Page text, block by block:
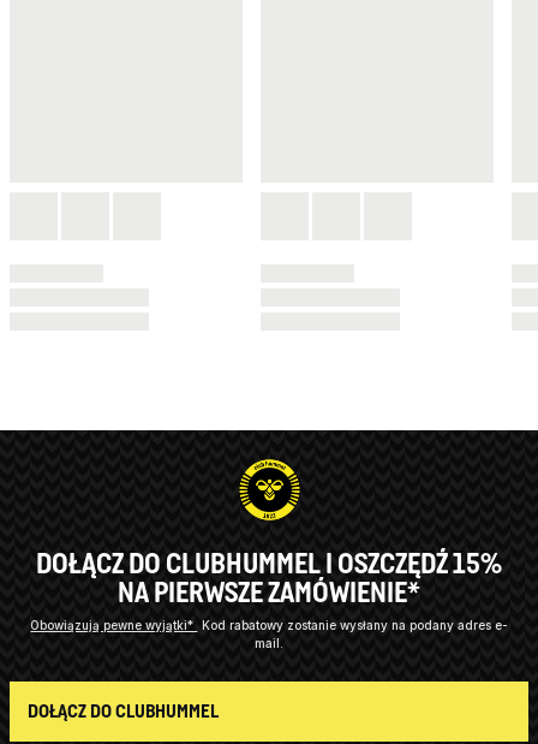
DOŁĄCZ DO CLUBHUMMEL I OSZCZĘDŹ 15%
NA PIERWSZE ZAMÓWIENIE*
Obowiązują pewne wyjątki* Kod rabatowy zostanie wysłany na podany adres e-
mail.
DOŁĄCZ DO CLUBHUMMEL